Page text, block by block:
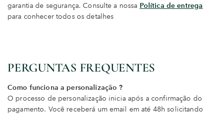
garantia de segurança. Consulte a nossa Política de entrega
para conhecer todos os detalhes
PERGUNTAS FREQUENTES
Como funciona a personalização ?
O processo de personalização inicia após a confirmação do
pagamento. Você receberá um email em até 48h solicitando